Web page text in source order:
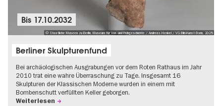
© Staatliche Museen zu Berlin, Museum für Vor- und Frühgeschichte / Andreas Henkel / VG Bild-Kunst Bonn, 2025
Bis 17.10.2032
Berliner Skulpturenfund
Bei archäologischen Ausgrabungen vor dem Roten Rathaus im Jahr
2010 trat eine wahre Überraschung zu Tage. Insgesamt 16
Skulpturen der Klassischen Moderne wurden in einem mit
Bombenschutt verfüllten Keller geborgen.
Weiterlesen